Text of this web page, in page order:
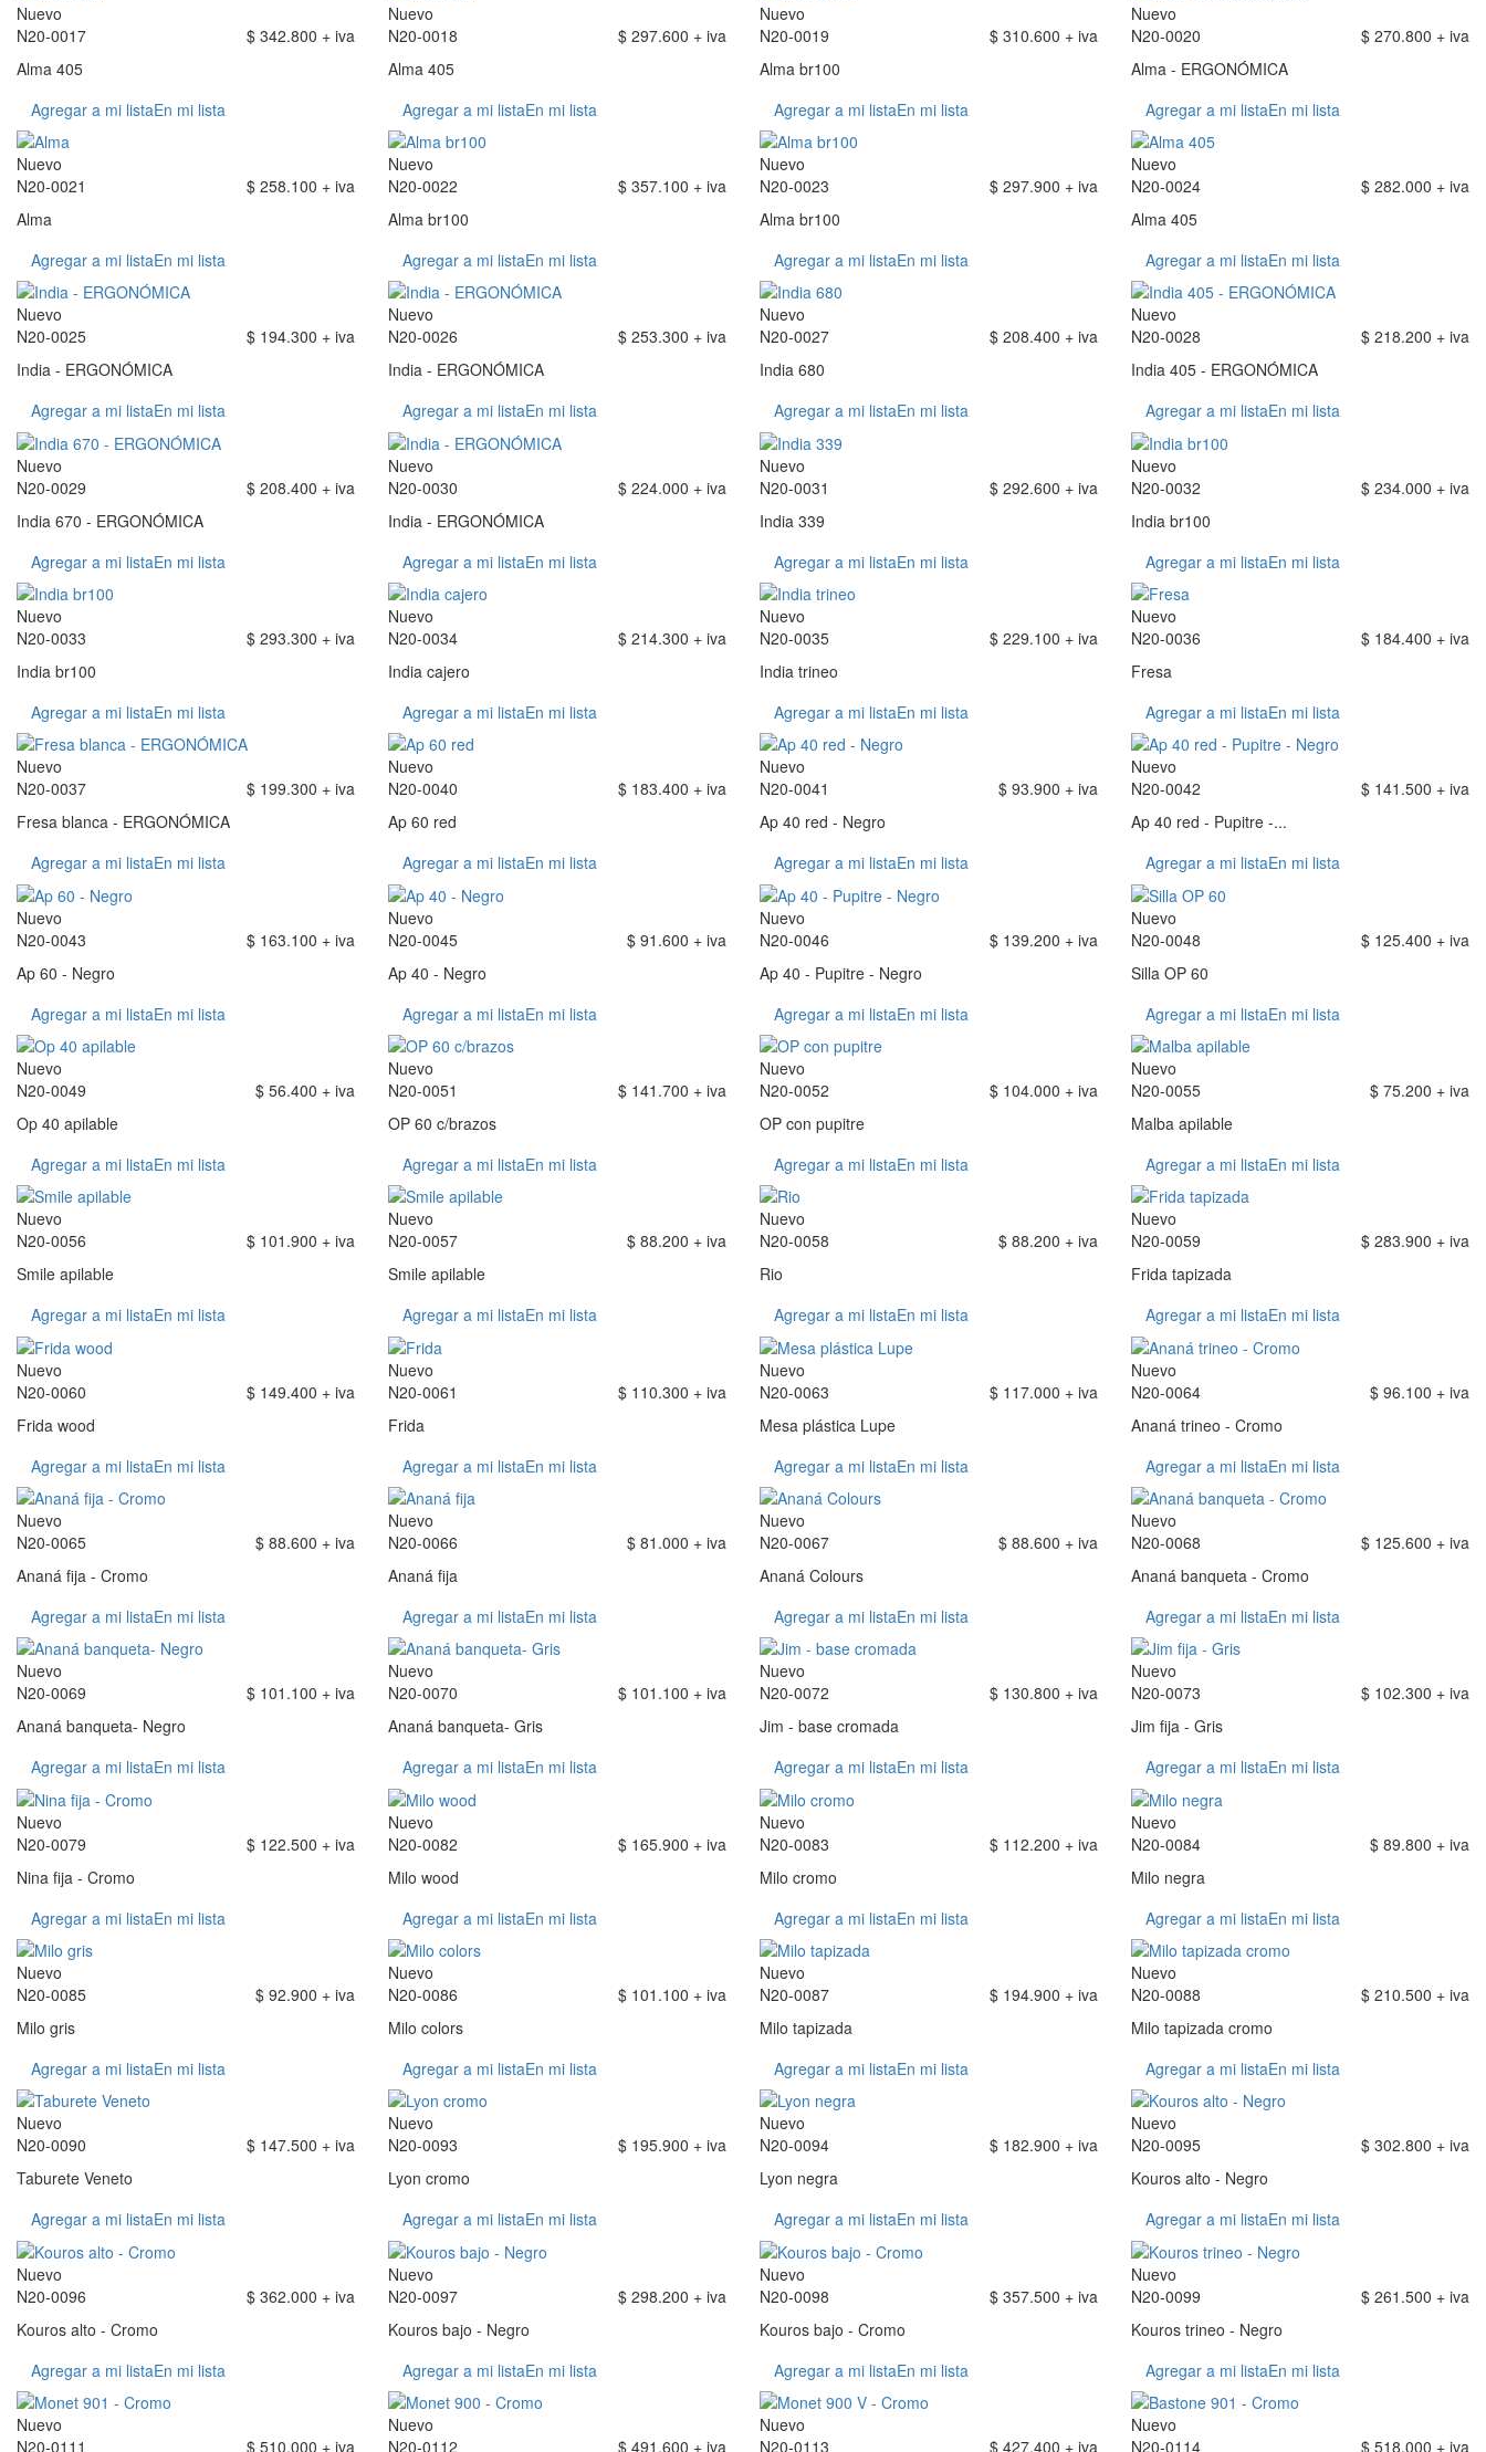
Nuevo
N20-0017
$ 342.800 + iva
Alma 405
Agregar a mi listaEn mi lista
Nuevo
N20-0018
$ 297.600 + iva
Alma 405
Agregar a mi listaEn mi lista
Nuevo
N20-0019
$ 310.600 + iva
Alma br100
Agregar a mi listaEn mi lista
Nuevo
N20-0020
$ 270.800 + iva
Alma - ERGONÓMICA
Agregar a mi listaEn mi lista
Nuevo
N20-0021
$ 258.100 + iva
Alma
Agregar a mi listaEn mi lista
Nuevo
N20-0022
$ 357.100 + iva
Alma br100
Agregar a mi listaEn mi lista
Nuevo
N20-0023
$ 297.900 + iva
Alma br100
Agregar a mi listaEn mi lista
Nuevo
N20-0024
$ 282.000 + iva
Alma 405
Agregar a mi listaEn mi lista
Nuevo
N20-0025
$ 194.300 + iva
India - ERGONÓMICA
Agregar a mi listaEn mi lista
Nuevo
N20-0026
$ 253.300 + iva
India - ERGONÓMICA
Agregar a mi listaEn mi lista
Nuevo
N20-0027
$ 208.400 + iva
India 680
Agregar a mi listaEn mi lista
Nuevo
N20-0028
$ 218.200 + iva
India 405 - ERGONÓMICA
Agregar a mi listaEn mi lista
Nuevo
N20-0029
$ 208.400 + iva
India 670 - ERGONÓMICA
Agregar a mi listaEn mi lista
Nuevo
N20-0030
$ 224.000 + iva
India - ERGONÓMICA
Agregar a mi listaEn mi lista
Nuevo
N20-0031
$ 292.600 + iva
India 339
Agregar a mi listaEn mi lista
Nuevo
N20-0032
$ 234.000 + iva
India br100
Agregar a mi listaEn mi lista
Nuevo
N20-0033
$ 293.300 + iva
India br100
Agregar a mi listaEn mi lista
Nuevo
N20-0034
$ 214.300 + iva
India cajero
Agregar a mi listaEn mi lista
Nuevo
N20-0035
$ 229.100 + iva
India trineo
Agregar a mi listaEn mi lista
Nuevo
N20-0036
$ 184.400 + iva
Fresa
Agregar a mi listaEn mi lista
Nuevo
N20-0037
$ 199.300 + iva
Fresa blanca - ERGONÓMICA
Agregar a mi listaEn mi lista
Nuevo
N20-0040
$ 183.400 + iva
Ap 60 red
Agregar a mi listaEn mi lista
Nuevo
N20-0041
$ 93.900 + iva
Ap 40 red - Negro
Agregar a mi listaEn mi lista
Nuevo
N20-0042
$ 141.500 + iva
Ap 40 red - Pupitre -...
Agregar a mi listaEn mi lista
Nuevo
N20-0043
$ 163.100 + iva
Ap 60 - Negro
Agregar a mi listaEn mi lista
Nuevo
N20-0045
$ 91.600 + iva
Ap 40 - Negro
Agregar a mi listaEn mi lista
Nuevo
N20-0046
$ 139.200 + iva
Ap 40 - Pupitre - Negro
Agregar a mi listaEn mi lista
Nuevo
N20-0048
$ 125.400 + iva
Silla OP 60
Agregar a mi listaEn mi lista
Nuevo
N20-0049
$ 56.400 + iva
Op 40 apilable
Agregar a mi listaEn mi lista
Nuevo
N20-0051
$ 141.700 + iva
OP 60 c/brazos
Agregar a mi listaEn mi lista
Nuevo
N20-0052
$ 104.000 + iva
OP con pupitre
Agregar a mi listaEn mi lista
Nuevo
N20-0055
$ 75.200 + iva
Malba apilable
Agregar a mi listaEn mi lista
Nuevo
N20-0056
$ 101.900 + iva
Smile apilable
Agregar a mi listaEn mi lista
Nuevo
N20-0057
$ 88.200 + iva
Smile apilable
Agregar a mi listaEn mi lista
Nuevo
N20-0058
$ 88.200 + iva
Rio
Agregar a mi listaEn mi lista
Nuevo
N20-0059
$ 283.900 + iva
Frida tapizada
Agregar a mi listaEn mi lista
Nuevo
N20-0060
$ 149.400 + iva
Frida wood
Agregar a mi listaEn mi lista
Nuevo
N20-0061
$ 110.300 + iva
Frida
Agregar a mi listaEn mi lista
Nuevo
N20-0063
$ 117.000 + iva
Mesa plástica Lupe
Agregar a mi listaEn mi lista
Nuevo
N20-0064
$ 96.100 + iva
Ananá trineo - Cromo
Agregar a mi listaEn mi lista
Nuevo
N20-0065
$ 88.600 + iva
Ananá fija - Cromo
Agregar a mi listaEn mi lista
Nuevo
N20-0066
$ 81.000 + iva
Ananá fija
Agregar a mi listaEn mi lista
Nuevo
N20-0067
$ 88.600 + iva
Ananá Colours
Agregar a mi listaEn mi lista
Nuevo
N20-0068
$ 125.600 + iva
Ananá banqueta - Cromo
Agregar a mi listaEn mi lista
Nuevo
N20-0069
$ 101.100 + iva
Ananá banqueta- Negro
Agregar a mi listaEn mi lista
Nuevo
N20-0070
$ 101.100 + iva
Ananá banqueta- Gris
Agregar a mi listaEn mi lista
Nuevo
N20-0072
$ 130.800 + iva
Jim - base cromada
Agregar a mi listaEn mi lista
Nuevo
N20-0073
$ 102.300 + iva
Jim fija - Gris
Agregar a mi listaEn mi lista
Nuevo
N20-0079
$ 122.500 + iva
Nina fija - Cromo
Agregar a mi listaEn mi lista
Nuevo
N20-0082
$ 165.900 + iva
Milo wood
Agregar a mi listaEn mi lista
Nuevo
N20-0083
$ 112.200 + iva
Milo cromo
Agregar a mi listaEn mi lista
Nuevo
N20-0084
$ 89.800 + iva
Milo negra
Agregar a mi listaEn mi lista
Nuevo
N20-0085
$ 92.900 + iva
Milo gris
Agregar a mi listaEn mi lista
Nuevo
N20-0086
$ 101.100 + iva
Milo colors
Agregar a mi listaEn mi lista
Nuevo
N20-0087
$ 194.900 + iva
Milo tapizada
Agregar a mi listaEn mi lista
Nuevo
N20-0088
$ 210.500 + iva
Milo tapizada cromo
Agregar a mi listaEn mi lista
Nuevo
N20-0090
$ 147.500 + iva
Taburete Veneto
Agregar a mi listaEn mi lista
Nuevo
N20-0093
$ 195.900 + iva
Lyon cromo
Agregar a mi listaEn mi lista
Nuevo
N20-0094
$ 182.900 + iva
Lyon negra
Agregar a mi listaEn mi lista
Nuevo
N20-0095
$ 302.800 + iva
Kouros alto - Negro
Agregar a mi listaEn mi lista
Nuevo
N20-0096
$ 362.000 + iva
Kouros alto - Cromo
Agregar a mi listaEn mi lista
Nuevo
N20-0097
$ 298.200 + iva
Kouros bajo - Negro
Agregar a mi listaEn mi lista
Nuevo
N20-0098
$ 357.500 + iva
Kouros bajo - Cromo
Agregar a mi listaEn mi lista
Nuevo
N20-0099
$ 261.500 + iva
Kouros trineo - Negro
Agregar a mi listaEn mi lista
Nuevo
N20-0111
$ 510.000 + iva
Nuevo
N20-0112
$ 491.600 + iva
Nuevo
N20-0113
$ 427.400 + iva
Nuevo
N20-0114
$ 518.000 + iva